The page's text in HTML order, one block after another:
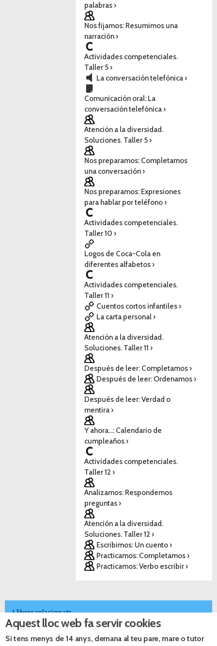
palabras ›
Nos fijamos: Resumimos una
narración ›
Actividades competenciales.
Taller 5 ›
La conversación telefónica ›
Comunicación oral: La
conversación telefónica ›
Atención a la diversidad.
Soluciones. Taller 5 ›
Nos preparamos: Completamos
una conversación ›
Nos preparamos: Expresiones
para hablar por teléfono ›
Actividades competenciales.
Taller 10 ›
Logos de Coca-Cola en
diferentes alfabetos ›
Actividades competenciales.
Taller 11 ›
Cuentos cortos infantiles ›
La carta personal ›
Atención a la diversidad.
Soluciones. Taller 11 ›
Después de leer: Completamos ›
Después de leer: Ordenamos ›
Después de leer: Verdad o
mentira ›
Y ahora...: Calendario de
cumpleaños ›
Actividades competenciales.
Taller 12 ›
Analizamos: Respondemos
preguntas ›
Atención a la diversidad.
Soluciones. Taller 12 ›
Escribimos: Un cuento ›
Practicamos: Completamos ›
Practicamos: Verbo escribir ›
Llibres relacionats
LIBRO DIGITAL TRAM 2.0 Lengua castellana 3
Aquest lloc web fa servir cookies
Si tens menys de 14 anys, demana al teu pare, mare o tutor